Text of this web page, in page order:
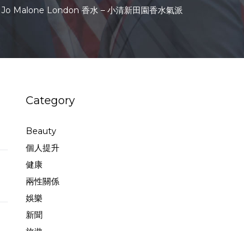
Jo Malone London 香水 – 小清新田園香水氣派
Category
Beauty
個人提升
健康
兩性關係
娛樂
新聞